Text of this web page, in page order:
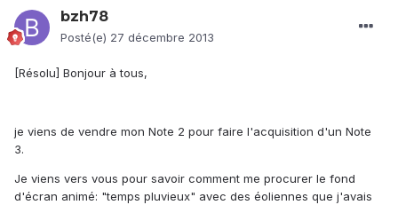
bzh78
Posté(e) 27 décembre 2013
[Résolu] Bonjour à tous,
je viens de vendre mon Note 2 pour faire l'acquisition d'un Note
3.
Je viens vers vous pour savoir comment me procurer le fond
d'écran animé: "temps pluvieux" avec des éoliennes que j'avais